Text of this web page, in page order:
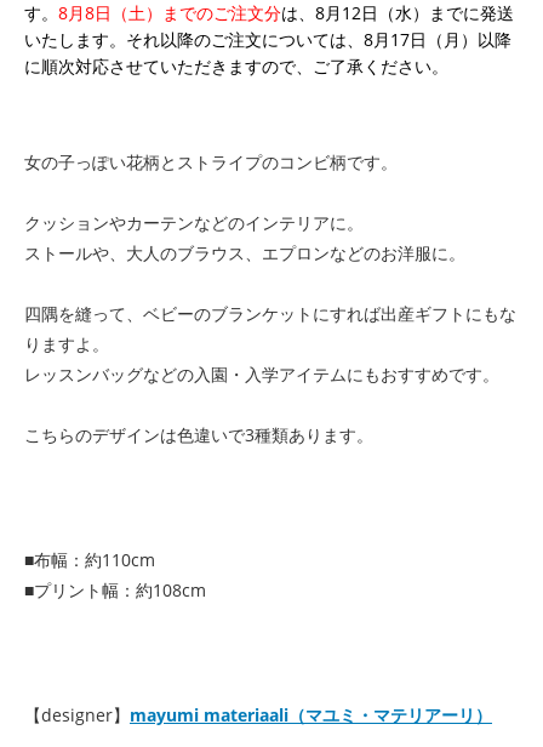
す。 8月8日（土）までのご注文分は、8月12日（水）までに発送
いたします。それ以降のご注文については、8月17日（月）以降
に順次対応させていただきますので、ご了承ください。
女の子っぽい花柄とストライプのコンビ柄です。
クッションやカーテンなどのインテリアに。
ストールや、大人のブラウス、エプロンなどのお洋服に。
四隅を縫って、ベビーのブランケットにすれば出産ギフトにもな
りますよ。
レッスンバッグなどの入園・入学アイテムにもおすすめです。
こちらのデザインは色違いで3種類あります。
■布幅：約110cm
■プリント幅：約108cm
【designer】 mayumi materiaali（マユミ・マテリアーリ）